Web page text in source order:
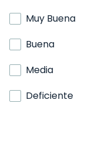
Muy Buena
Buena
Media
Deficiente